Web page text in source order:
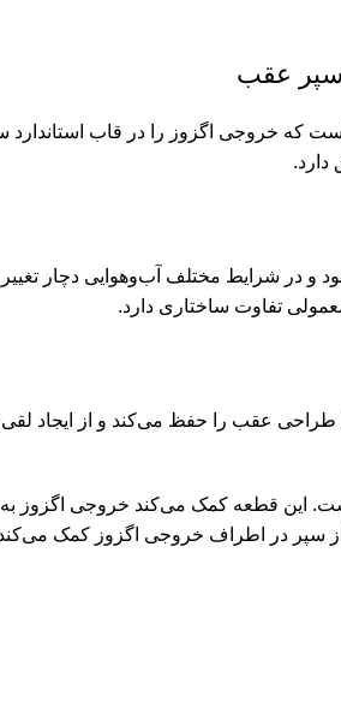
دارد.
و در شرایط مختلف آب‌وهوایی دچار
طراحی عقب را حفظ می‌کند و از ایجاد
این قطعه کمک می‌کند خروجی اگزوز
از سپر در اطراف خروجی اگزوز کمک